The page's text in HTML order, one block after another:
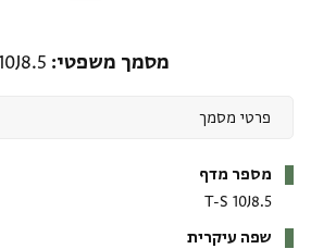
מסמך משפטי
מספר מדף
T-S 10J8.5
שפה עיקרית